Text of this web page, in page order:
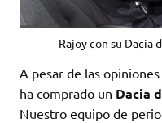
Rajoy con su Dacia
A pesar de las
ha comprado un Dacia
Nuestro equipo de